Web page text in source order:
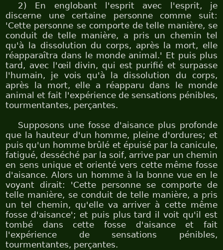
2) En englobant l'esprit avec l'esprit, je
discerne une certaine personne comme suit:
'Cette personne se comporte de telle manière, se
conduit de telle manière, a pris un chemin tel
qu'à la dissolution du corps, après la mort, elle
réapparaîtra dans le monde animal.' Et puis plus
tard, avec l'œil divin, qui est purifié et surpasse
l'humain, je vois qu'à la dissolution du corps,
après la mort, elle a réapparu dans le monde
animal et fait l'expérience de sensations pénibles,
tourmentantes, perçantes.
Supposons une fosse d'aisance plus profonde
que la hauteur d'un homme, pleine d'ordures; et
puis qu'un homme brûlé et épuisé par la canicule,
fatigué, desséché par la soif, arrive par un chemin
en sens unique et orienté vers cette même fosse
d'aisance. Alors un homme à la bonne vue en le
voyant dirait: 'Cette personne se comporte de
telle manière, se conduit de telle manière, a pris
un tel chemin, qu'elle va arriver à cette même
fosse d'aisance'; et puis plus tard il voit qu'il est
tombé dans cette fosse d'aisance et fait
l'expérience de sensations pénibles,
tourmentantes, perçantes.